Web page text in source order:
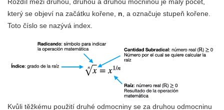
který se objeví na začátku kořene, n , a označuje stupeň kořene.
Toto číslo se nazývá index.
Kvůli těžkému použití druhé odmocniny se za druhou odmocninu